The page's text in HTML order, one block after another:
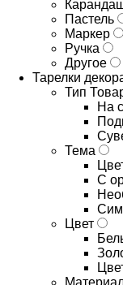
Пастель
Маркер
Ручка
Другое
Тарелки
Тип
На
Тема
С
Цвет